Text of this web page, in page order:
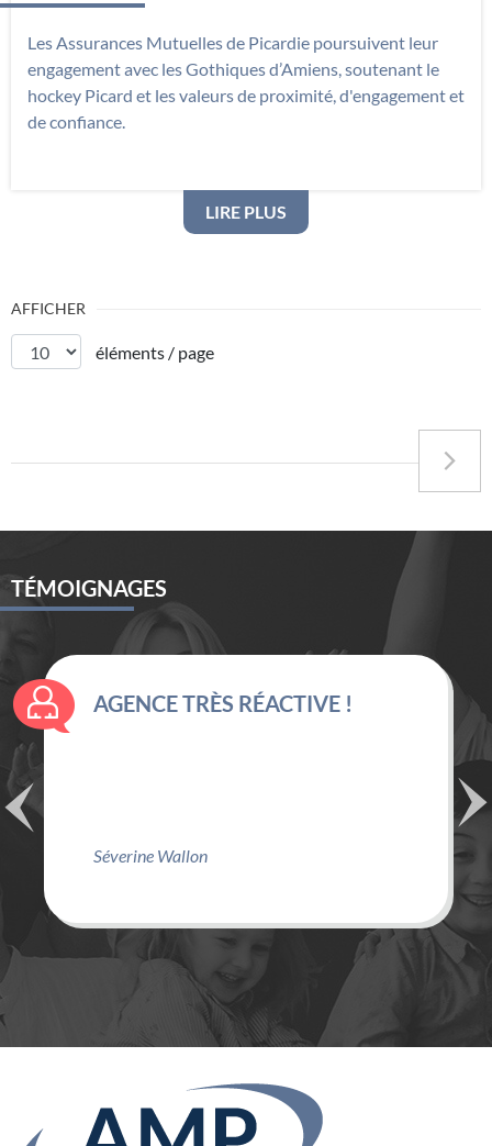
Les Assurances Mutuelles de Picardie poursuivent leur
engagement avec les Gothiques d’Amiens, soutenant le
hockey Picard et les valeurs de proximité, d'engagement et
de confiance.
LIRE PLUS
AFFICHER
éléments / page
TÉMOIGNAGES
AGENCE TRÈS RÉACTIVE !
Séverine Wallon